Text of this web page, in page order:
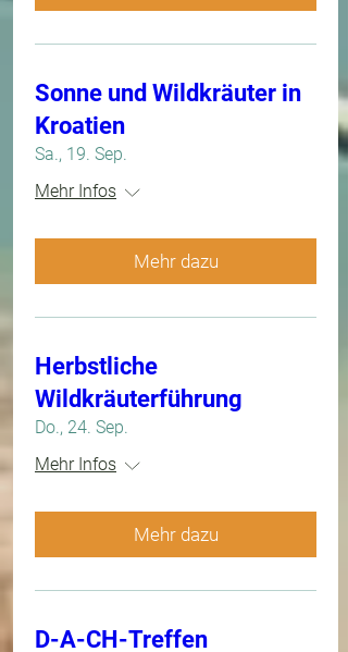
Sonne und Wildkräuter in
Kroatien
Sa., 19. Sep.
Mehr Infos
Mehr dazu
Herbstliche
Wildkräuterführung
Do., 24. Sep.
Mehr Infos
Mehr dazu
D-A-CH-Treffen